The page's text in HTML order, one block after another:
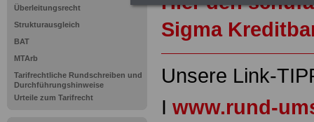
Überleitungsrecht
Strukturausgleich
BAT
MTArb
Tarifrechtliche Rundschreiben und
Durchführungshinweise
Urteile zum Tarifrecht
Sigma
Unsere Link-
I www.rund-